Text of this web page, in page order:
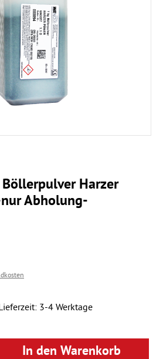
Harzer
Abholung-
3-4 Werktage
Gib den gewünschten
In den Warenkorb